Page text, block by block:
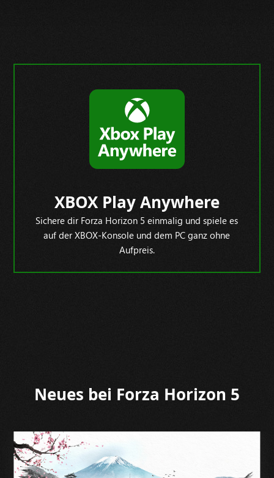
XBOX Play Anywhere
Sichere dir Forza Horizon 5 einmalig und spiele es
auf der XBOX-Konsole und dem PC ganz ohne
Aufpreis.
Neues bei Forza Horizon 5